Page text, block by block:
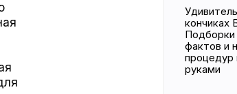
кончиках
Подборки
фактов и
процедур
руками